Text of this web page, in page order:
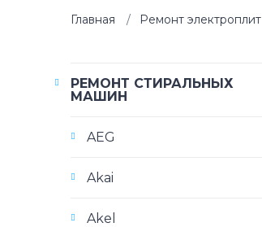
Главная Ремонт электроплит
РЕМОНТ СТИРАЛЬНЫХ
МАШИН
AEG
Akai
Akel